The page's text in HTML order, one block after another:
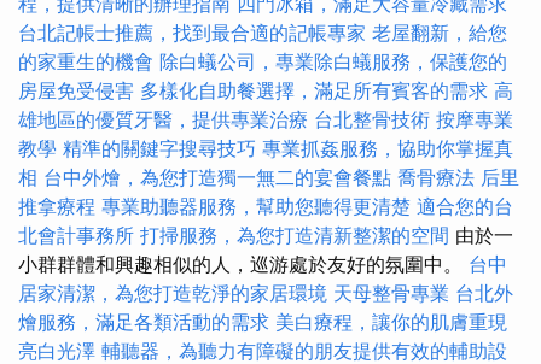
台北記帳士推薦，找到最合適的記帳專家 老屋翻新，給您
的家重生的機會 除白蟻公司，專業除白蟻服務，保護您的
房屋免受侵害 多樣化自助餐選擇，滿足所有賓客的需求 高
雄地區的優質牙醫，提供專業治療 台北整骨技術 按摩專業
教學 精準的關鍵字搜尋技巧 專業抓姦服務，協助你掌握真
相 台中外燴，為您打造獨一無二的宴會餐點 喬骨療法 后里
推拿療程 專業助聽器服務，幫助您聽得更清楚 適合您的台
北會計事務所 打掃服務，為您打造清新整潔的空間 由於一
小群群體和興趣相似的人，巡游處於友好的氛圍中。 台中
居家清潔，為您打造乾淨的家居環境 天母整骨專業 台北外
燴服務，滿足各類活動的需求 美白療程，讓你的肌膚重現
亮白光澤 輔聽器，為聽力有障礙的朋友提供有效的輔助設